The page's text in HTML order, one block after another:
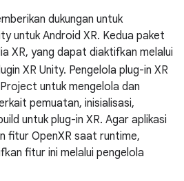
dukungan untuk
untuk Android XR. Kedua paket
XR, yang dapat diaktifkan melalui
XR Unity. Pengelola plug-in XR
untuk mengelola dan
pemuatan, inisialisasi,
untuk plug-in XR. Agar aplikasi
fitur OpenXR saat runtime,
fitur ini melalui pengelola